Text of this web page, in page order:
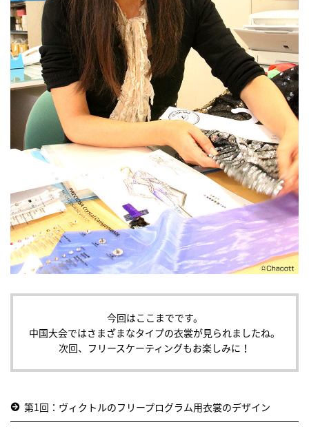
今回はここまでです。
中国大会ではさまざまなタイプの衣裳が見られましたね。
次回、フリースケーティングもお楽しみに！
第1回：ヴィクトルのフリープログラム用衣裳のデザイン